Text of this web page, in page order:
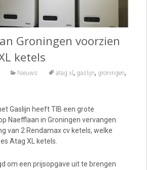
Groningen voorzien
ketels
Nieuws atag xl , gaslijn, groningen,
Gaslijn heeft TIB een grote
Naefflaan in Groningen vervangen.
van 2 Rendamax cv ketels, welke
Atag XL ketels.
om een prijsopgave uit te brengen